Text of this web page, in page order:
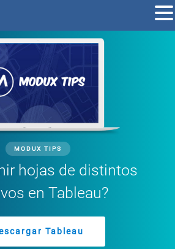
MODUX TIPS
hojas de distintos
en Tableau?
Tableau